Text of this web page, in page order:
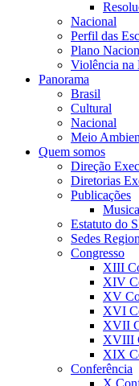
Nacional
Perfil das
Plano
Violência na
Panorama
Brasil
Cultural
Nacional
Meio
Quem somos
Direção
Diretorias
Publicações
Estatuto do
Sedes
Congresso
XIII
XIV
XV
XVI
XVII
XVIII
XIX
Conferência